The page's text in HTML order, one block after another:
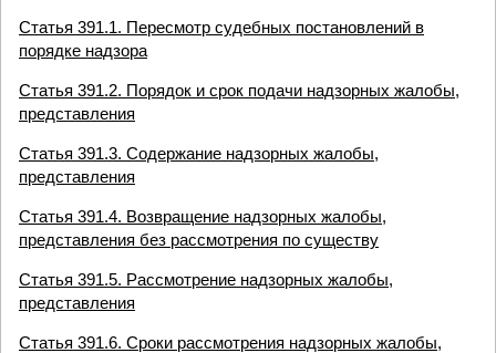
Статья 391.1. Пересмотр судебных постановлений в
порядке надзора
Статья 391.2. Порядок и срок подачи надзорных жалобы,
представления
Статья 391.3. Содержание надзорных жалобы,
представления
Статья 391.4. Возвращение надзорных жалобы,
представления без рассмотрения по существу
Статья 391.5. Рассмотрение надзорных жалобы,
представления
Статья 391.6. Сроки рассмотрения надзорных жалобы,